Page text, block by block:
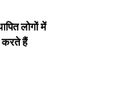
लोगों में
करते हैं